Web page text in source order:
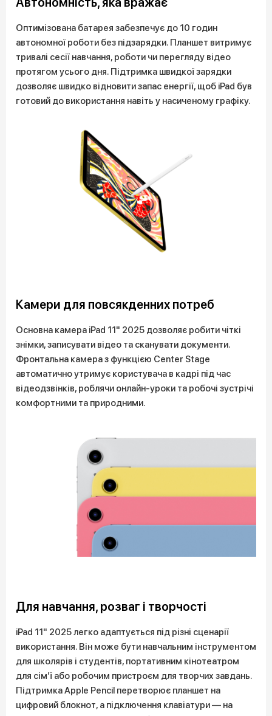
Оптимізована батарея забезпечує до 10 годин
автономної роботи без підзарядки. Планшет витримує
тривалі сесії навчання, роботи чи перегляду відео
протягом усього дня. Підтримка швидкої зарядки
дозволяє швидко відновити запас енергії, щоб iPad був
готовий до використання навіть у насиченому графіку.
Камери для повсякденних потреб
Основна камера iPad 11" 2025 дозволяє робити чіткі
знімки, записувати відео та сканувати документи.
Фронтальна камера з функцією Center Stage
автоматично утримує користувача в кадрі під час
відеодзвінків, роблячи онлайн-уроки та робочі зустрічі
комфортними та природними.
Для навчання, розваг і творчості
iPad 11" 2025 легко адаптується під різні сценарії
використання. Він може бути навчальним інструментом
для школярів і студентів, портативним кінотеатром
для сім’ї або робочим пристроєм для творчих завдань.
Підтримка Apple Pencil перетворює планшет на
цифровий блокнот, а підключення клавіатури — на